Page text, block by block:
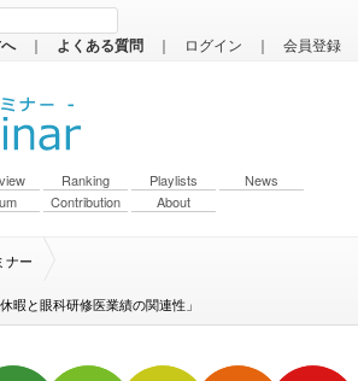
｜ よくある質問 ｜ ログイン ｜ 会員登録
Ranking Playlists
News
Contribution About
ナー
暇と眼科研修医業績の関連性」